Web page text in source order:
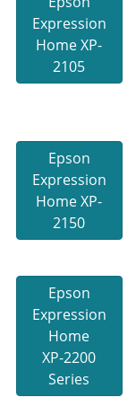
Expression
Home XP-
2105
Epson
Expression
Home XP-
2150
Epson
Expression
Home
XP-2200
Series